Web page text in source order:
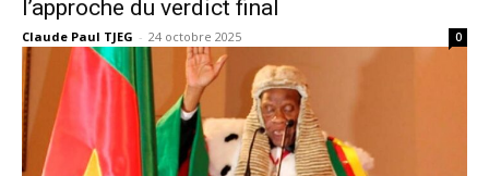
l’approche du verdict final
Claude Paul TJEG - 24 octobre 2025 0